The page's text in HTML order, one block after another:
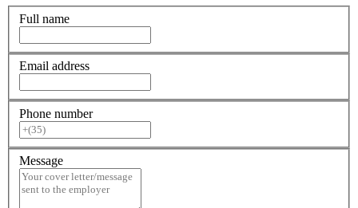
Full name
Email address
Phone number
Message